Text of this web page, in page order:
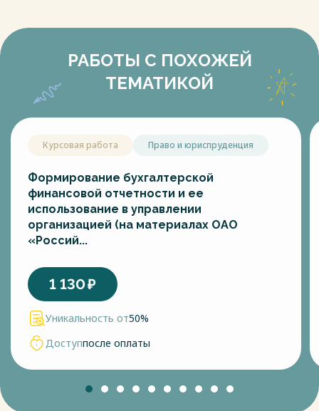
РАБОТЫ С ПОХОЖЕЙ
ТЕМАТИКОЙ
Курсовая работа Право и юриспруденция
Формирование бухгалтерской
финансовой отчетности и ее
использование в управлении
организацией (на материалах ОАО
«Россий...
1 130₽
Уникальность от50%
Доступпосле оплаты